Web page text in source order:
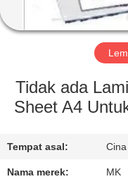
TENTANG
KAMI
TUR
PABRIK
KONTROL
KUALITAS
Tidak ada
Sheet A4
Tempat asal: Cina
Nama merek: MK